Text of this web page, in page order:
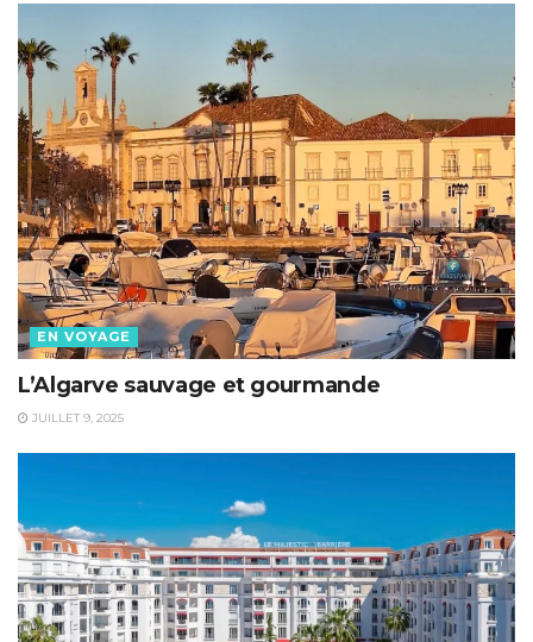
EN VOYAGE
L’Algarve sauvage et gourmande
JUILLET 9, 2025